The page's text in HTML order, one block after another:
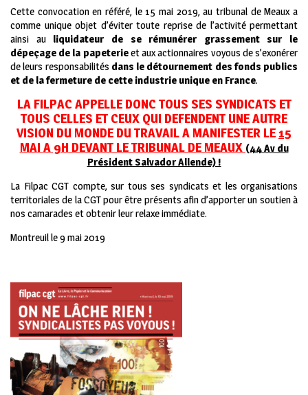
Cette convocation en référé, le 15 mai 2019, au tribunal de Meaux a
comme unique objet d’éviter toute reprise de l’activité permettant
ainsi au liquidateur de se rémunérer grassement sur le
dépeçage de la papeterieet aux actionnaires voyous de s’exonérer
de leurs responsabilités dans le détournement des fonds publics
et de la fermeture de cette industrie unique en France.
LA FILPAC APPELLE DONC TOUS SES SYNDICATS ET
TOUS CELLES ET CEUX QUI DEFENDENT UNE AUTRE
VISION DU MONDE DU TRAVAIL A MANIFESTER LE15
MAI A 9H DEVANT LE TRIBUNAL DE MEAUX (44 Av du
Président Salvador Allende) !
La Filpac CGT compte, sur tous ses syndicats et les organisations
territoriales de la CGT pour être présents afin d’apporter un soutien à
nos camarades et obtenir leur relaxe immédiate.
Montreuil le 9 mai 2019